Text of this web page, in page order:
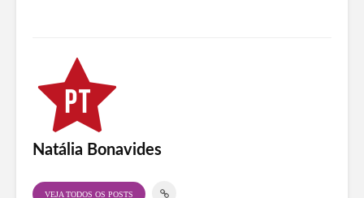
Natália Bonavides
VEJA TODOS OS POSTS